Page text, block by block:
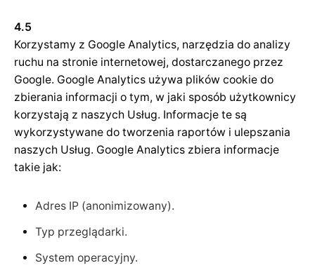
4.5
Korzystamy z Google Analytics, narzędzia do analizy
ruchu na stronie internetowej, dostarczanego przez
Google. Google Analytics używa plików cookie do
zbierania informacji o tym, w jaki sposób użytkownicy
korzystają z naszych Usług. Informacje te są
wykorzystywane do tworzenia raportów i ulepszania
naszych Usług. Google Analytics zbiera informacje
takie jak:
Adres IP (anonimizowany).
Typ przeglądarki.
System operacyjny.